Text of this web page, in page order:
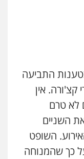
פשיעה
התביעה
קצ'ורה. אין
לא טרם
השניים
השופט
כך שהמנוחה